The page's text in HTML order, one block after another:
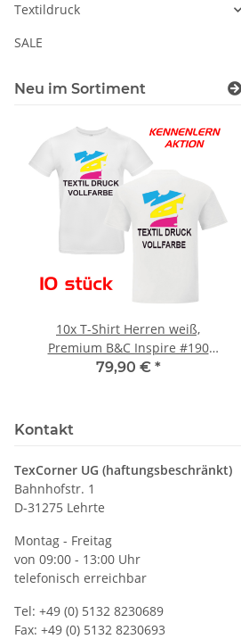
Textildruck
SALE
Neu im Sortiment
10x T-Shirt Herren weiß,
Premium B&C Inspire #190
Rundhals mit EINER
79,90 € *
Kontakt
TexCorner UG (haftungsbeschränkt)
Bahnhofstr. 1
D-31275 Lehrte
Montag - Freitag
von 09:00 - 13:00 Uhr
telefonisch erreichbar
Tel: +49 (0) 5132 8230689
Fax: +49 (0) 5132 8230693